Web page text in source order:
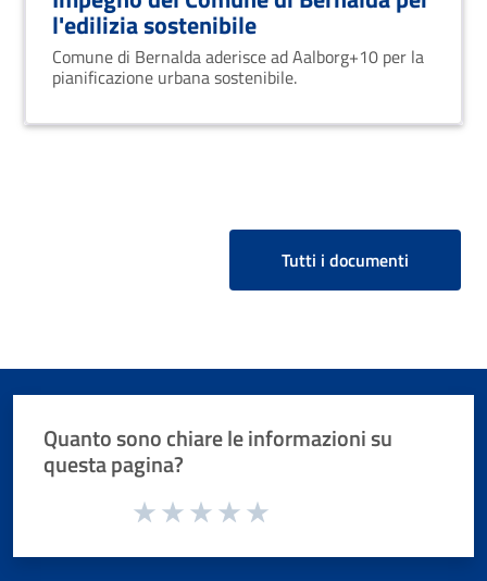
l'edilizia sostenibile
Comune di Bernalda aderisce ad Aalborg+10 per la
pianificazione urbana sostenibile.
Tutti i documenti
Quanto sono chiare le informazioni su
questa pagina?
Valuta da 1 a 5 stelle la pagina